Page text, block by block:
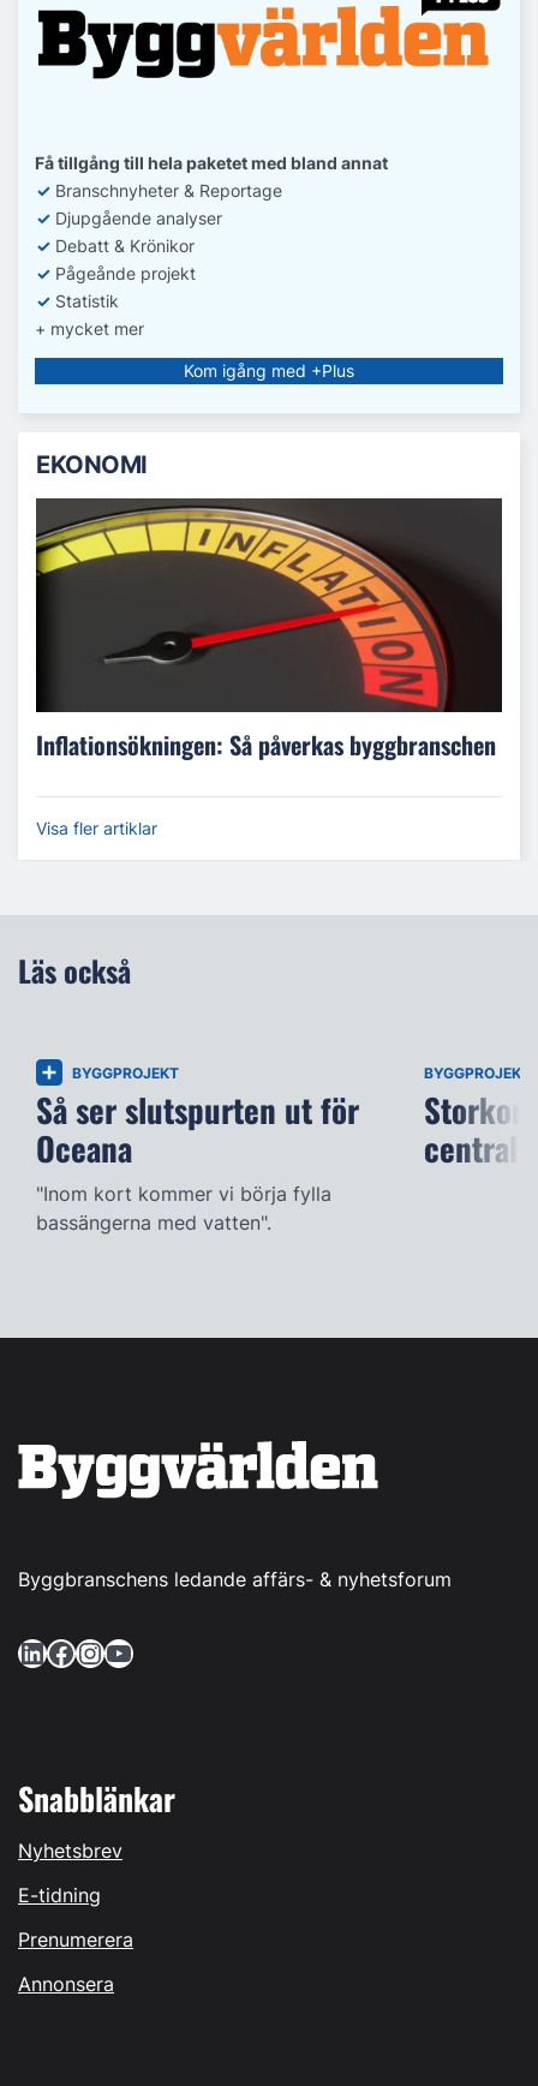
Få tillgång till hela paketet med bland annat
✓ Branschnyheter & Reportage
✓ Djupgående analyser
✓ Debatt & Krönikor
✓ Pågeånde projekt
✓ Statistik
+ mycket mer
Kom igång med +Plus
EKONOMI
Inflationsökningen: Så påverkas byggbranschen
Visa fler artiklar
Läs också
BYGGPROJEKT
Så ser slutspurten ut för
Oceana
"Inom kort kommer vi börja fylla
bassängerna med vatten".
BYGGPROJEKT
Byggbranschens ledande affärs- & nyhetsforum
LinkedIn Facebook InstagramYouTube
Snabblänkar
Nyhetsbrev
E-tidning
Prenumerera
Annonsera